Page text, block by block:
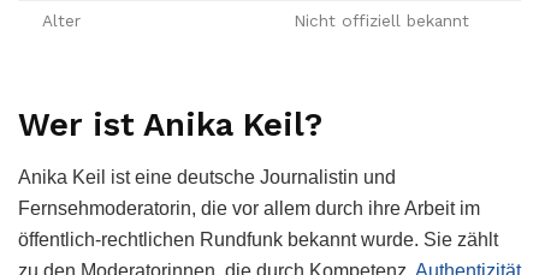
Alter Nicht offiziell bekannt
Wer ist Anika Keil?
Anika Keil ist eine deutsche Journalistin und
Fernsehmoderatorin, die vor allem durch ihre Arbeit im
öffentlich-rechtlichen Rundfunk bekannt wurde. Sie zählt